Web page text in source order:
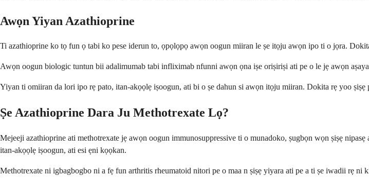
Awọn Yiyan Azathioprine
Ti azathioprine ko tọ fun ọ tabi ko pese iderun to, ọpọlọpọ awọn oogun miiran le ṣe itọju awọn ipo ti o jọra.
Awọn oogun biologic tuntun bii adalimumab tabi infliximab nfunni awọn ọna iṣe oriṣiriṣi ati pe o le jẹ awọn
Yiyan ti omiiran da lori ipo rẹ pato, itan-akọọlẹ iṣoogun, ati bi o ṣe dahun si awọn itọju miiran. Dokita rẹ yoo
Ṣe Azathioprine Dara Ju Methotrexate Lọ?
Mejeeji azathioprine ati methotrexate jẹ awọn oogun immunosuppressive ti o munadoko, ṣugbọn wọn ṣiṣẹ
itan-akọọlẹ iṣoogun, ati esi ẹni kọọkan.
Methotrexate ni igbagbogbo ni a fẹ fun arthritis rheumatoid nitori pe o maa n ṣiṣẹ yiyara ati pe a ti ṣe iwadii rẹ